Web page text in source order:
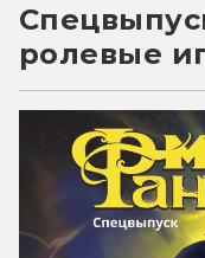
ролевые